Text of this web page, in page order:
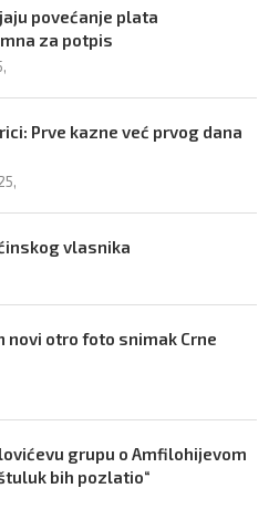
povećanje plata
za potpis
Prve kazne već prvog dana
vlasnika
novi otro foto snimak Crne
grupu o Amfilohijevom
bih pozlatio“